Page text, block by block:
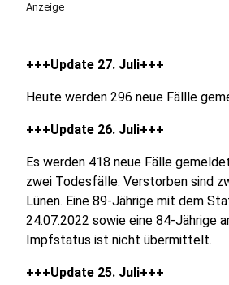
Anzeige
+++Update 27. Juli+++
Heute werden 296 neue Fällle
+++Update 26. Juli+++
Es werden 418 neue Fälle
zwei Todesfälle. Verstorben sind
Lünen. Eine 89-Jährige mit dem
24.07.2022 sowie eine 84-Jährige
Impfstatus ist nicht übermittelt.
+++Update 25. Juli+++